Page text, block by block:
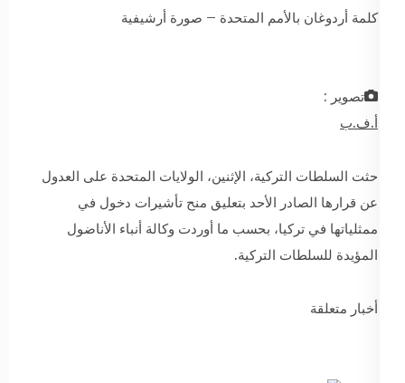
كلمة أردوغان بالأمم المتحدة – صورة أرشيفية
تصوير :
أ.ف.ب
حثت السلطات التركية، الإثنين، الولايات المتحدة على العدول
عن قرارها الصادر الأحد بتعليق منح تأشيرات دخول في
ممثلياتها في تركيا، بحسب ما أوردت وكالة أنباء الأناضول
المؤيدة للسلطات التركية.
أخبار متعلقة